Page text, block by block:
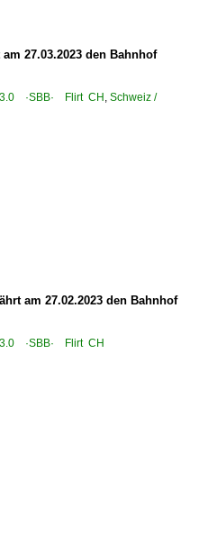
27.03.2023 den Bahnhof
·SBB· Flirt CH, Schweiz /
am 27.02.2023 den Bahnhof
·SBB· Flirt CH